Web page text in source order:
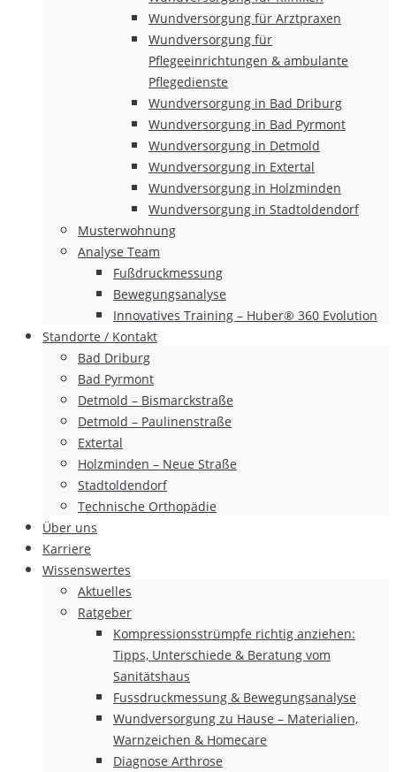
Wundversorgung für Arztpraxen
Wundversorgung für
Pflegeeinrichtungen & ambulante
Pflegedienste
Wundversorgung in Bad Driburg
Wundversorgung in Bad Pyrmont
Wundversorgung in Detmold
Wundversorgung in Extertal
Wundversorgung in Holzminden
Wundversorgung in Stadtoldendorf
Musterwohnung
Analyse Team
Fußdruckmessung
Bewegungsanalyse
Innovatives Training – Huber® 360 Evolution
Standorte / Kontakt
Bad Driburg
Bad Pyrmont
Detmold – Bismarckstraße
Detmold – Paulinenstraße
Extertal
Holzminden – Neue Straße
Stadtoldendorf
Technische Orthopädie
Über uns
Karriere
Wissenswertes
Aktuelles
Ratgeber
Kompressionsstrümpfe richtig anziehen:
Tipps, Unterschiede & Beratung vom
Sanitätshaus
Fussdruckmessung & Bewegungsanalyse
Wundversorgung zu Hause – Materialien,
Warnzeichen & Homecare
Diagnose Arthrose